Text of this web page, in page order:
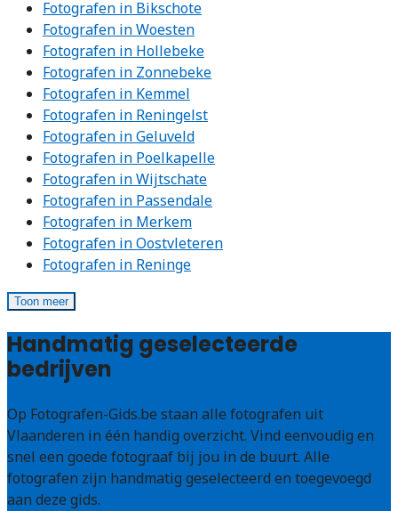
Fotografen in Bikschote
Fotografen in Woesten
Fotografen in Hollebeke
Fotografen in Zonnebeke
Fotografen in Kemmel
Fotografen in Reningelst
Fotografen in Geluveld
Fotografen in Poelkapelle
Fotografen in Wijtschate
Fotografen in Passendale
Fotografen in Merkem
Fotografen in Oostvleteren
Fotografen in Reninge
Toon meer
Handmatig geselecteerde
bedrijven
Op Fotografen-Gids.be staan alle fotografen uit
Vlaanderen in één handig overzicht. Vind eenvoudig en
snel een goede fotograaf bij jou in de buurt. Alle
fotografen zijn handmatig geselecteerd en toegevoegd
aan deze gids.